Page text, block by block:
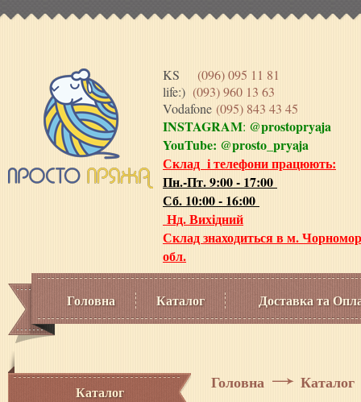
KS (096) 095 11 81
life:) (093) 960 13 63
Vodafone (095) 843 43 45
INSTAGRAM: @prostopryaja
YouTube: @prosto_pryaja
Склад і телефони працюють:
Пн.-Пт. 9:00 - 17:00
Сб. 10:00 - 16:00
Нд. Вихідний
Склад знаходиться в м.
обл.
Головна Каталог Доставка та
Каталог Головна Каталог